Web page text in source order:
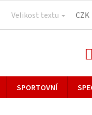
Velikost textu CZK
SPORTOVNÍ